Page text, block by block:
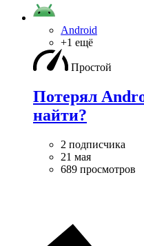
Android
+1 ещё
Простой
Потерял
найти?
2 подписчика
21 мая
689 просмотров